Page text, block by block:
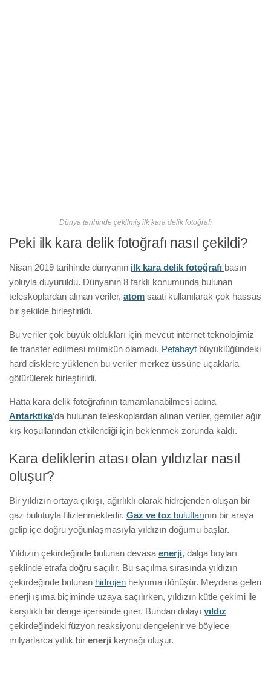
Dünya tarihinde çekilmiş ilk kara delik fotoğrafı
Peki ilk kara delik fotoğrafı nasıl çekildi?
Nisan 2019 tarihinde dünyanın ilk kara delik fotoğrafı basın
yoluyla duyuruldu. Dünyanın 8 farklı konumunda bulunan
teleskoplardan alınan veriler, atom saati kullanılarak çok hassas
bir şekilde birleştirildi.
Bu veriler çok büyük oldukları için mevcut internet teknolojimiz
ile transfer edilmesi mümkün olamadı. Petabayt büyüklüğündeki
hard disklere yüklenen bu veriler merkez üssüne uçaklarla
götürülerek birleştirildi.
Hatta kara delik fotoğrafının tamamlanabilmesi adına
Antarktika‘da bulunan teleskoplardan alınan veriler, gemiler ağır
kış koşullarından etkilendiği için beklenmek zorunda kaldı.
Kara deliklerin atası olan yıldızlar nasıl
oluşur?
Bir yıldızın ortaya çıkışı, ağırlıklı olarak hidrojenden oluşan bir
gaz bulutuyla filizlenmektedir. Gaz ve toz bulutlarının bir araya
gelip içe doğru yoğunlaşmasıyla yıldızın doğumu başlar.
Yıldızın çekirdeğinde bulunan devasa enerji, dalga boyları
şeklinde etrafa doğru saçılır. Bu saçılma sırasında yıldızın
çekirdeğinde bulunan hidrojen helyuma dönüşür. Meydana gelen
enerji ışıma biçiminde uzaya saçılırken, yıldızın kütle çekimi ile
karşılıklı bir denge içerisinde girer. Bundan dolayı yıldız
çekirdeğindeki füzyon reaksiyonu dengelenir ve böylece
milyarlarca yıllık bir enerji kaynağı oluşur.